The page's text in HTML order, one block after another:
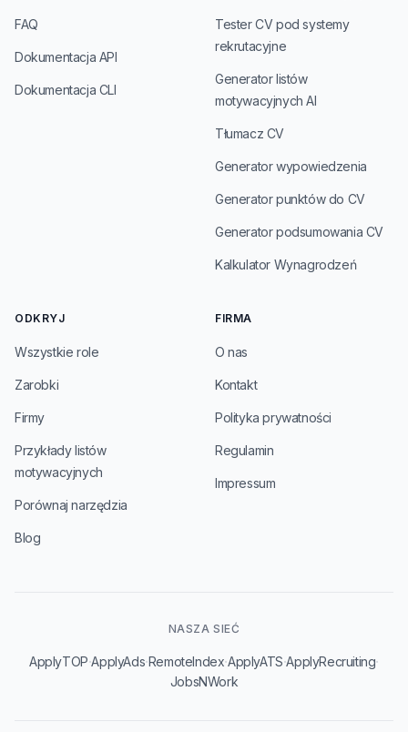
FAQ
Dokumentacja API
Dokumentacja CLI
Tester CV pod systemy
rekrutacyjne
Generator listów
motywacyjnych AI
Tłumacz CV
Generator wypowiedzenia
Generator punktów do CV
Generator podsumowania CV
Kalkulator Wynagrodzeń
ODKRYJ
Wszystkie role
Zarobki
Firmy
Przykłady listów
motywacyjnych
Porównaj narzędzia
Blog
FIRMA
O nas
Kontakt
Polityka prywatności
Regulamin
Impressum
NASZA SIEĆ
ApplyTOP·ApplyAds·RemoteIndex·ApplyATS·ApplyRecruiting·
JobsNWork